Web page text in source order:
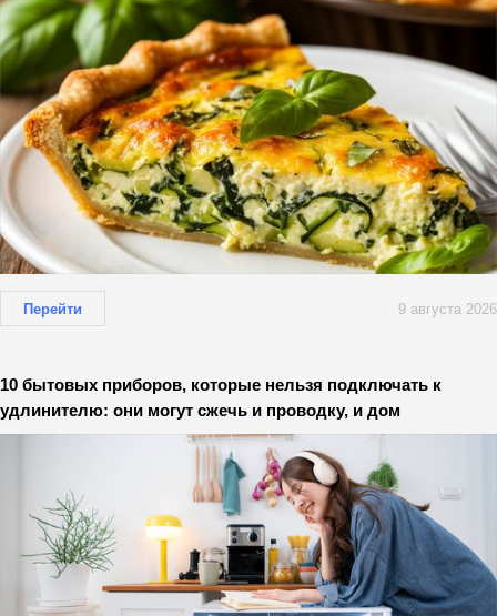
Перейти 9 августа 2026
10 бытовых приборов, которые нельзя подключать к
удлинителю: они могут сжечь и проводку, и дом